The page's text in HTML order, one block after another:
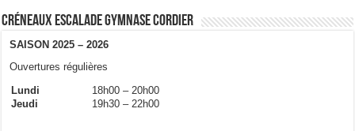
Créneaux escalade gymnase Cordier
SAISON 2025 – 2026
Ouvertures régulières
Lundi
18h00 – 20h00
Jeudi
19h30 – 22h00